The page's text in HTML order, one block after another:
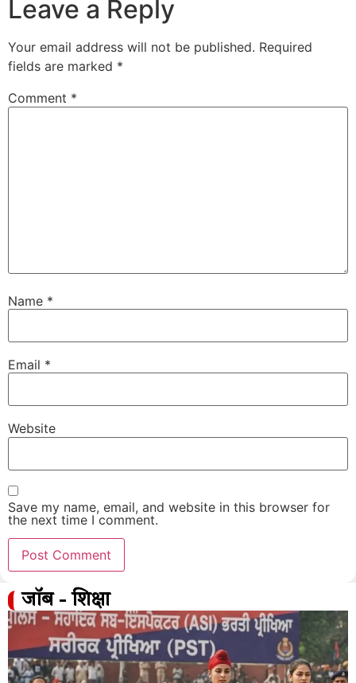
Leave a Reply
Your email address will not be published. Required
fields are marked *
Comment *
Name *
Email *
Website
Save my name, email, and website in this browser for
the next time I comment.
जॉब - शिक्षा